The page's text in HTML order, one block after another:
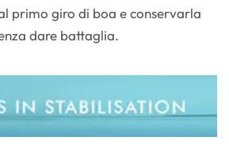
primo giro di boa e conservarla
dare battaglia.